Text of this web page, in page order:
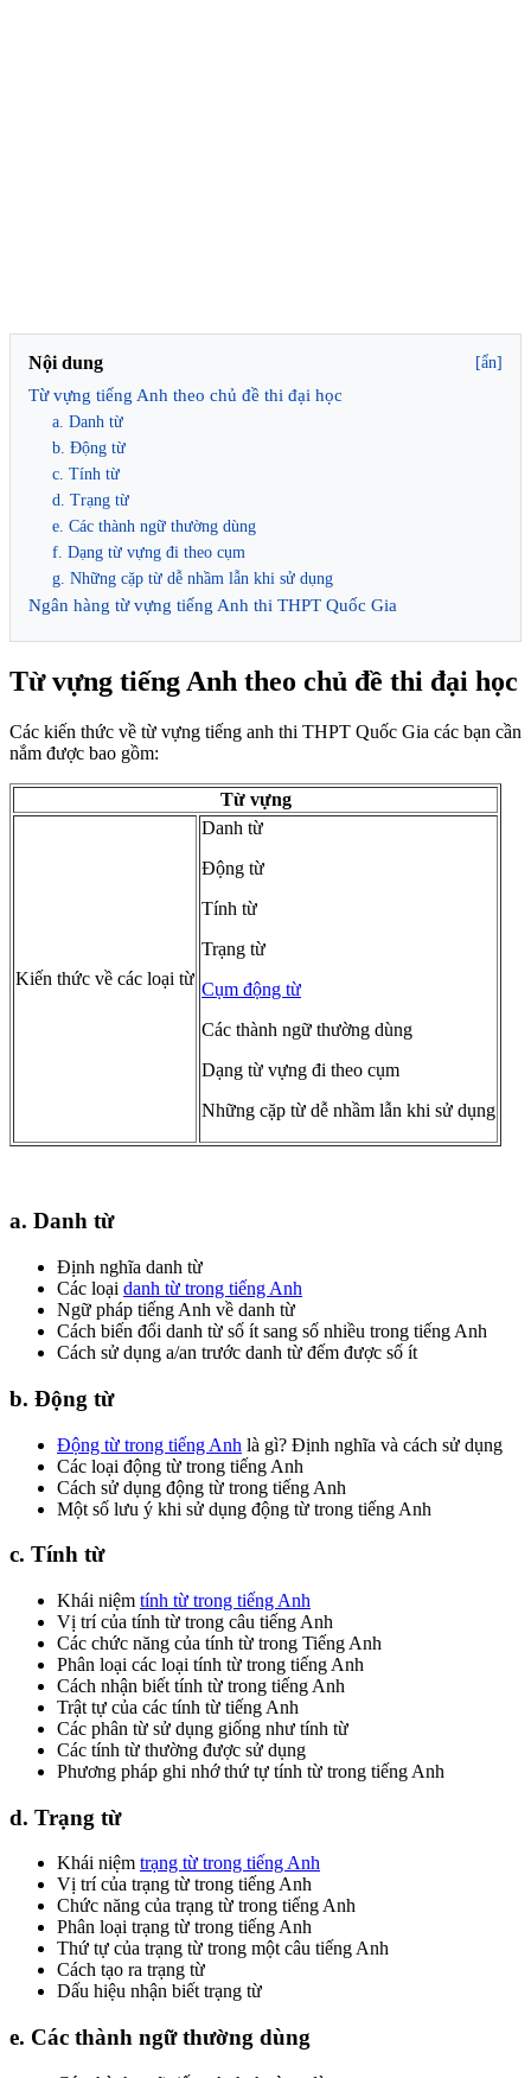
Nội dung [ẩn]
Từ vựng tiếng Anh theo chủ đề thi đại học
a. Danh từ
b. Động từ
c. Tính từ
d. Trạng từ
e. Các thành ngữ thường dùng
f. Dạng từ vựng đi theo cụm
g. Những cặp từ dễ nhầm lẫn khi sử dụng
Ngân hàng từ vựng tiếng Anh thi THPT Quốc Gia
Từ vựng tiếng Anh theo chủ đề thi đại học
Các kiến thức về từ vựng tiếng anh thi THPT Quốc Gia các bạn cần
nắm được bao gồm:
Từ vựng
Kiến thức về các loại từ
Danh từ
Động từ
Tính từ
Trạng từ
Cụm động từ
Các thành ngữ thường dùng
Dạng từ vựng đi theo cụm
Những cặp từ dễ nhầm lẫn khi sử dụng
a. Danh từ
Định nghĩa danh từ
Các loại danh từ trong tiếng Anh
Ngữ pháp tiếng Anh về danh từ
Cách biến đổi danh từ số ít sang số nhiều trong tiếng Anh
Cách sử dụng a/an trước danh từ đếm được số ít
b. Động từ
Động từ trong tiếng Anh là gì? Định nghĩa và cách sử dụng
Các loại động từ trong tiếng Anh
Cách sử dụng động từ trong tiếng Anh
Một số lưu ý khi sử dụng động từ trong tiếng Anh
c. Tính từ
Khái niệm tính từ trong tiếng Anh
Vị trí của tính từ trong câu tiếng Anh
Các chức năng của tính từ trong Tiếng Anh
Phân loại các loại tính từ trong tiếng Anh
Cách nhận biết tính từ trong tiếng Anh
Trật tự của các tính từ tiếng Anh
Các phân từ sử dụng giống như tính từ
Các tính từ thường được sử dụng
Phương pháp ghi nhớ thứ tự tính từ trong tiếng Anh
d. Trạng từ
Khái niệm trạng từ trong tiếng Anh
Vị trí của trạng từ trong tiếng Anh
Chức năng của trạng từ trong tiếng Anh
Phân loại trạng từ trong tiếng Anh
Thứ tự của trạng từ trong một câu tiếng Anh
Cách tạo ra trạng từ
Dấu hiệu nhận biết trạng từ
e. Các thành ngữ thường dùng